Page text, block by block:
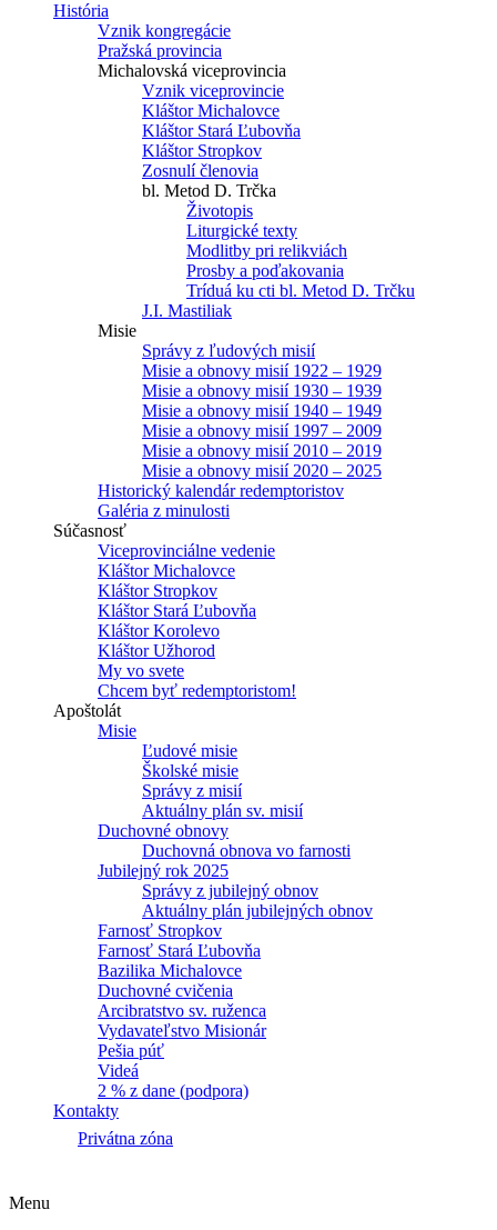
História
Vznik kongregácie
Pražská provincia
Michalovská viceprovincia
Vznik viceprovincie
Kláštor Michalovce
Kláštor Stará Ľubovňa
Kláštor Stropkov
Zosnulí členovia
bl. Metod D. Trčka
Životopis
Liturgické texty
Modlitby pri relikviách
Prosby a poďakovania
Tríduá ku cti bl. Metod D. Trčku
J.I. Mastiliak
Misie
Správy z ľudových misií
Misie a obnovy misií 1922 – 1929
Misie a obnovy misií 1930 – 1939
Misie a obnovy misií 1940 – 1949
Misie a obnovy misií 1997 – 2009
Misie a obnovy misií 2010 – 2019
Misie a obnovy misií 2020 – 2025
Historický kalendár redemptoristov
Galéria z minulosti
Súčasnosť
Viceprovinciálne vedenie
Kláštor Michalovce
Kláštor Stropkov
Kláštor Stará Ľubovňa
Kláštor Korolevo
Kláštor Užhorod
My vo svete
Chcem byť redemptoristom!
Apoštolát
Misie
Ľudové misie
Školské misie
Správy z misií
Aktuálny plán sv. misií
Duchovné obnovy
Duchovná obnova vo farnosti
Jubilejný rok 2025
Správy z jubilejný obnov
Aktuálny plán jubilejných obnov
Farnosť Stropkov
Farnosť Stará Ľubovňa
Bazilika Michalovce
Duchovné cvičenia
Arcibratstvo sv. ruženca
Vydavateľstvo Misionár
Pešia púť
Videá
2 % z dane (podpora)
Kontakty
Privátna zóna
Menu